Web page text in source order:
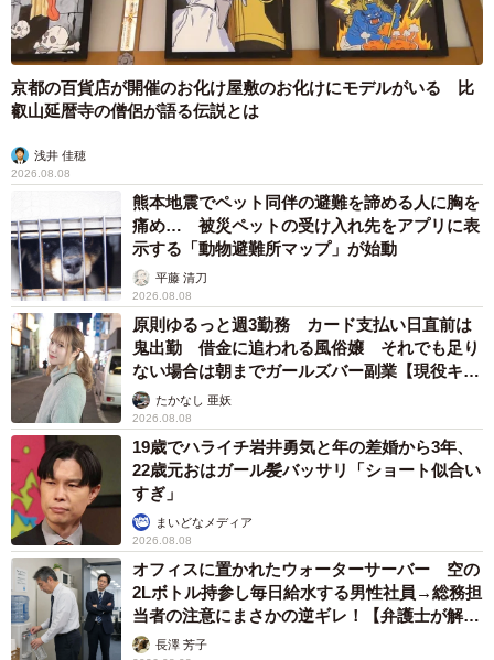
京都の百貨店が開催のお化け屋敷のお化けにモデルがいる 比
叡山延暦寺の僧侶が語る伝説とは
浅井 佳穂
2026.08.08
熊本地震でペット同伴の避難を諦める人に胸を
痛め… 被災ペットの受け入れ先をアプリに表
示する「動物避難所マップ」が始動
平藤 清刀
2026.08.08
原則ゆるっと週3勤務 カード支払い日直前は
鬼出勤 借金に追われる風俗嬢 それでも足り
ない場合は朝までガールズバー副業【現役キャ
ストに取材】
たかなし 亜妖
2026.08.08
19歳でハライチ岩井勇気と年の差婚から3年、
22歳元おはガール髪バッサリ「ショート似合い
すぎ」
まいどなメディア
2026.08.08
オフィスに置かれたウォーターサーバー 空の
2Lボトル持参し毎日給水する男性社員→総務担
当者の注意にまさかの逆ギレ！【弁護士が解
説】長澤 芳子